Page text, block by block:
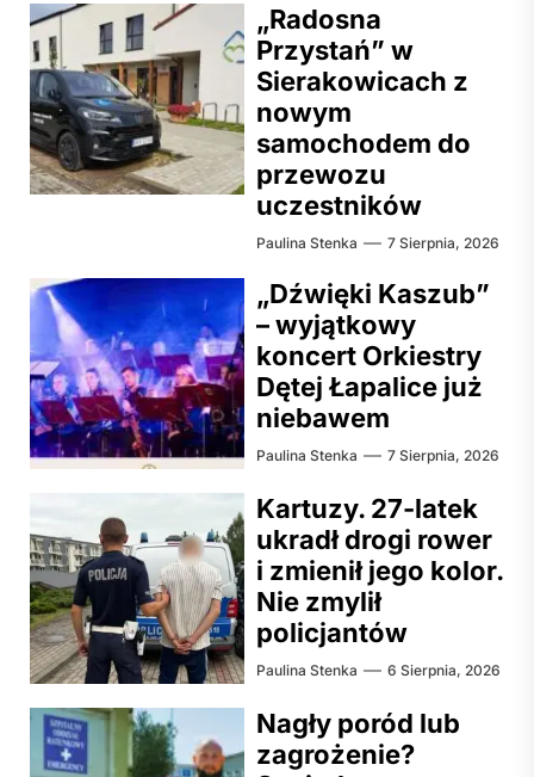
„Radosna
Przystań” w
Sierakowicach z
nowym
samochodem do
przewozu
uczestników
Paulina Stenka 7 Sierpnia, 2026
„Dźwięki Kaszub”
– wyjątkowy
koncert Orkiestry
Dętej Łapalice już
niebawem
Paulina Stenka 7 Sierpnia, 2026
Kartuzy. 27-latek
ukradł drogi rower
i zmienił jego kolor.
Nie zmylił
policjantów
Paulina Stenka 6 Sierpnia, 2026
Nagły poród lub
zagrożenie?